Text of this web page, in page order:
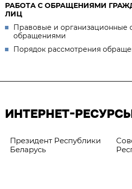
РАБОТА С ОБРАЩЕНИЯМИ
ЛИЦ
Правовые и организационные
обращениями
Порядок рассмотрения
ИНТЕРНЕТ-
Президент Республики
Беларусь